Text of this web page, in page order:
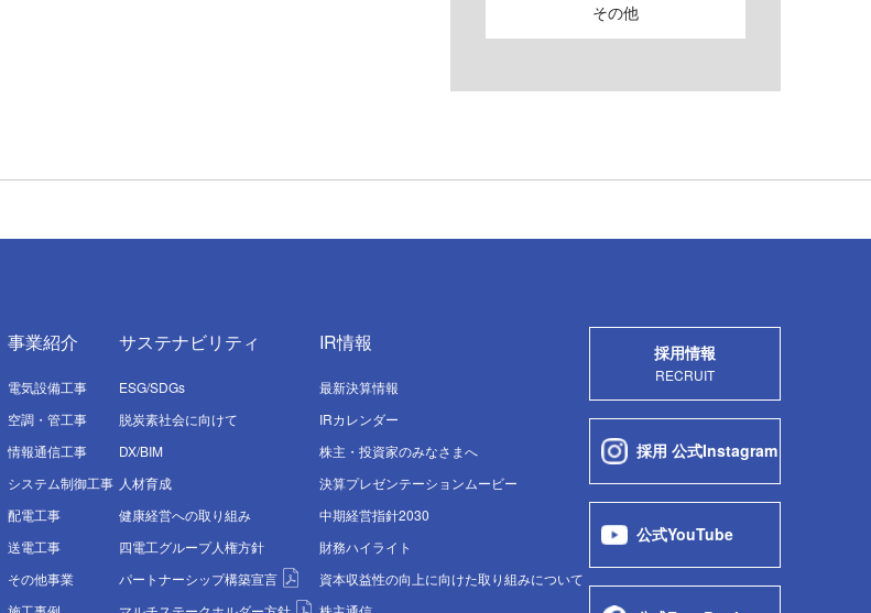
その他
事業紹介
電気設備⼯事
空調・管⼯事
情報通信⼯事
システム制御⼯事
配電⼯事
送電⼯事
その他事業
サステナビリティ
ESG/SDGs
脱炭素社会に向けて
DX/BIM
⼈材育成
健康経営への取り組み
四電工グループ人権方針
パートナーシップ構築宣言
IR情報
最新決算情報
IRカレンダー
株主・投資家のみなさまへ
決算プレゼンテーションムービー
中期経営指針2030
財務ハイライト
資本収益性の向上に向けた取り組みについて
採用情報
RECRUIT
採用 公式Instagram
公式YouTube